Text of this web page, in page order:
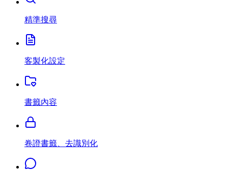
精準搜尋
客製化設定
書籤內容
卷證書籤、去識別化